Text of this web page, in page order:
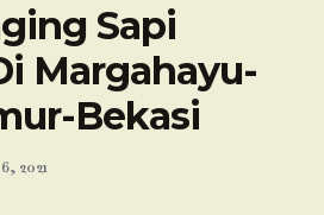
Sapi
Margahayu-
Bekasi
2021